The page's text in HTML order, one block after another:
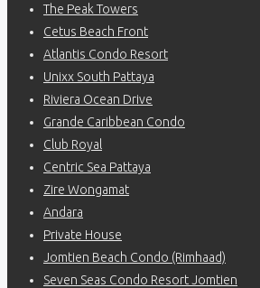
The Peak Towers
Cetus Beach Front
Atlantis Condo Resort
Unixx South Pattaya
Riviera Ocean Drive
Grande Caribbean Condo
Club Royal
Centric Sea Pattaya
Zire Wongamat
Andara
Private House
Jomtien Beach Condo (Rimhaad)
Seven Seas Condo Resort Jomtien